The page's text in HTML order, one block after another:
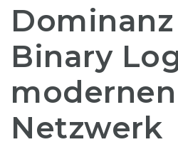
Dominanz
Binary
Netzwerk